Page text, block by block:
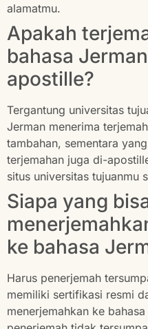
alamatmu.
Apakah
bahasa
apostille?
Tergantung universitas
Jerman menerima
tambahan, sementara
terjemahan juga di-
situs universitas tujuanmu
Siapa yang
ke bahasa
Harus penerjemah
memiliki sertifikasi resmi
menerjemahkan ke